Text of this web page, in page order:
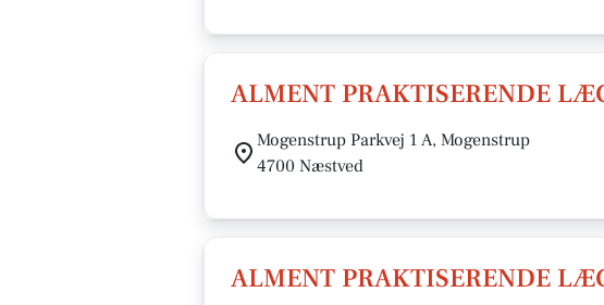
ALMENT PRAKTISERENDE
Mogenstrup Parkvej 1 A, Mogenstrup
4700 Næstved
ALMENT PRAKTISERENDE